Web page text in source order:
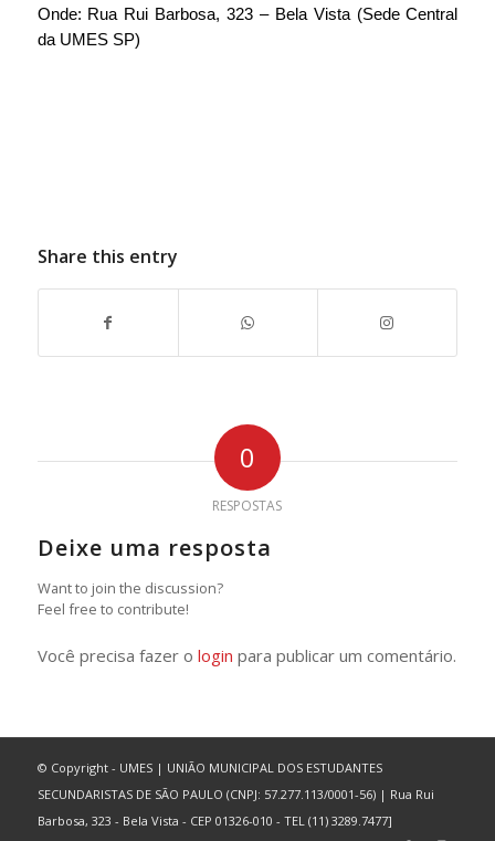
Onde: Rua Rui Barbosa, 323 – Bela Vista (Sede Central
da UMES SP)
Share this entry
0
RESPOSTAS
Deixe uma resposta
Want to join the discussion?
Feel free to contribute!
Você precisa fazer o login para publicar um comentário.
© Copyright - UMES | UNIÃO MUNICIPAL DOS ESTUDANTES
SECUNDARISTAS DE SÃO PAULO (CNPJ: 57.277.113/0001-56) | Rua Rui
Barbosa, 323 - Bela Vista - CEP 01326-010 - TEL (11) 3289.7477]